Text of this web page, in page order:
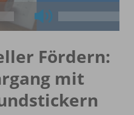
Fördern:
mit